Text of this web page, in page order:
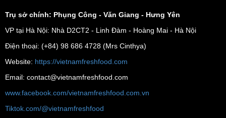
Trụ sở chính: Phụng Công - Văn Giang - Hưng Yên
VP tại Hà Nội: Nhà D2CT2 - Linh Đàm - Hoàng Mai - Hà Nội
Điện thoại: (+84) 98 686 4728 (Mrs Cinthya)
Website: https://vietnamfreshfood.com
Email: contact@vietnamfreshfood.com
www.facebook.com/vietnamfreshfood.com.vn
Tiktok.com/@vietnamfreshfood